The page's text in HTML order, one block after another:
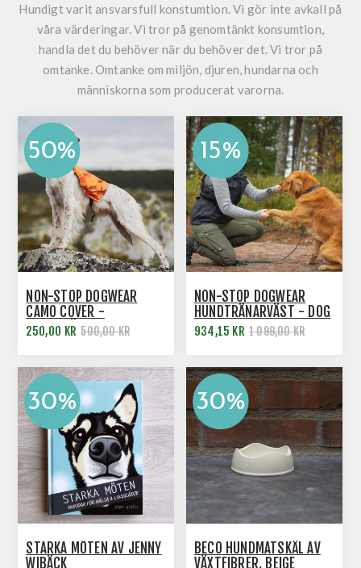
Hundigt varit ansvarsfull konstumtion. Vi gör inte avkall på
våra värderingar. Vi tror på genomtänkt konsumtion,
handla det du behöver när du behöver det. Vi tror på
omtanke. Omtanke om miljön, djuren, hundarna och
människorna som producerat varorna.
NON-STOP DOGWEAR
CAMO COVER -
REFLEXVÄST
250,00 KR 500,00 KR
NON-STOP DOGWEAR
HUNDTRÄNARVÄST - DOG
TRAINING VEST
934,15 KR 1 099,00 KR
STARKA MÖTEN AV JENNY
WIBÄCK
BECO HUNDMATSKÅL AV
VÄXTFIBRER, BEIGE